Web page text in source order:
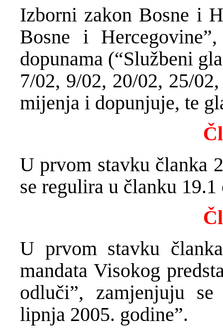
Izborni zakon Bosne i
Bosne i
dopunama (“Službeni
7/02, 9/02, 20/02, 25/
mijenja i dopunjuje, te
U prvom stavku članka
se regulira u članku
U prvom stavku
mandata Visokog
odluči”, zamjenjuju
lipnja 2005. godine”.